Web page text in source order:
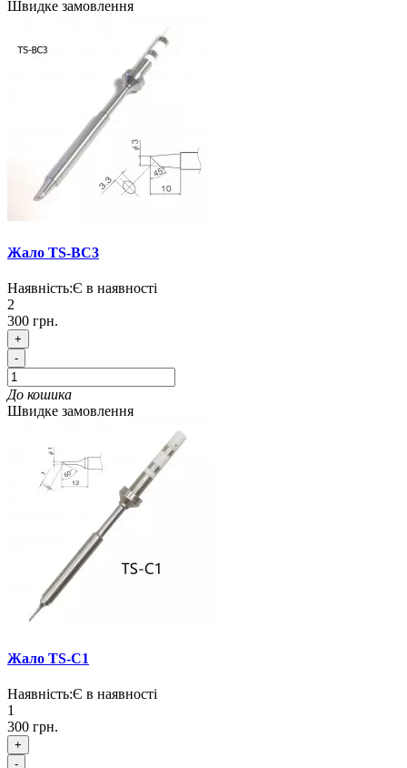
Швидке замовлення
Жало TS-BC3
Наявність:Є в наявності
2
300 грн.
+
-
До кошика
Швидке замовлення
Жало TS-C1
Наявність:Є в наявності
1
300 грн.
+
-